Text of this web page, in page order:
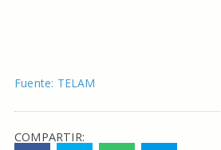
Fuente: TELAM
COMPARTIR: